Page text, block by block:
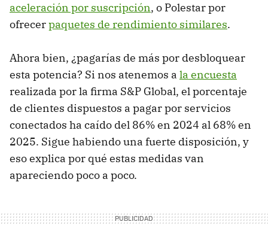
aceleración por suscripción, o Polestar por
ofrecerpaquetes de rendimiento similares.
Ahora bien, ¿pagarías de más por desbloquear
esta potencia? Si nos atenemos a la encuesta
realizada por la firma S&P Global, el porcentaje
de clientes dispuestos a pagar por servicios
conectados ha caído del 86% en 2024 al 68% en
2025. Sigue habiendo una fuerte disposición, y
eso explica por qué estas medidas van
apareciendo poco a poco.